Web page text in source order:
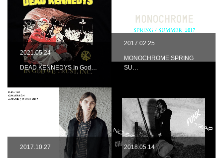
2021.05.24
DEAD KENNEDYS In God…
2017.02.25
MONOCHROME SPRING
SU…
2017.10.27 2018.05.14